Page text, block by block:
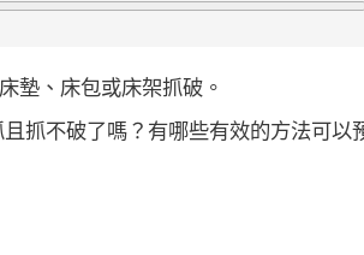
墊、床包或床架抓破。
抓不破了嗎？有哪些有效的方法可以